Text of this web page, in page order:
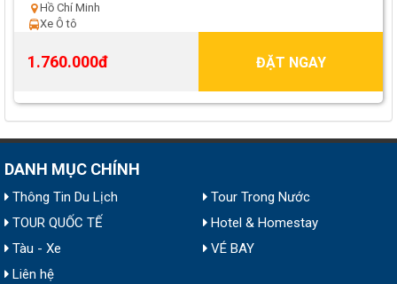
Hồ Chí Minh
Xe Ô tô
1.760.000đ ĐẶT NGAY
DANH MỤC CHÍNH
Thông Tin Du Lịch
Tour Trong Nước
TOUR QUỐC TẾ
Hotel & Homestay
Tàu - Xe
VÉ BAY
Liên hệ